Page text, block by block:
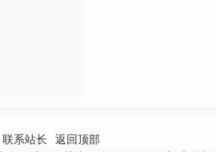
联系站长
返回顶部